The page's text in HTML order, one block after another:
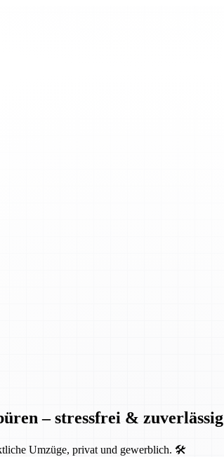
– stressfrei & zuverlässig
Umzüge, privat und gewerblich. 🛠️